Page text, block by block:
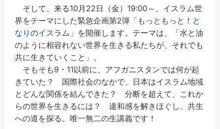
そして、来る10月22日（金）19:00～、イスラム世
界をテーマにした緊急企画第2弾 「もっともっと！と
なりのイスラム」 を開催します。テーマは、「水と油
のように相容れない世界を生きる私たちが、それでも
共に生きていくこと」。
そもそも9・11以前に、アフガニスタンでは何が起
きていた？ 国際社会のなかで、日本はイスラム地域
とどんな関係を結んできた？ 分断を超えて、これか
らの世界を生きるには？ 違和感を解きほぐし、共生
への道を探る。唯一無二の生講義です！